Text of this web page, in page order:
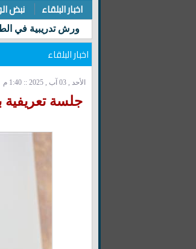
اخبار البلقاء نبض
اخبار البلقاء
الأحد , 03 آب , 2025 :: 1:40 م
جلسة تعريفية